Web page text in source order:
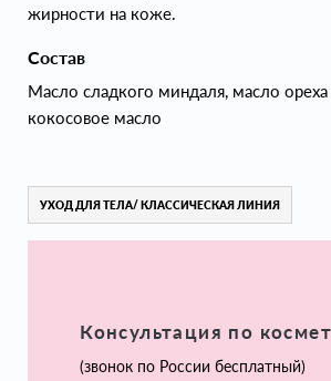
жирности на коже.
Состав
Масло сладкого миндаля, масло ореха
кокосовое масло
УХОД ДЛЯ ТЕЛА/ КЛАССИЧЕСКАЯ ЛИНИЯ
Консультация по
(звонок по России бесплатный)